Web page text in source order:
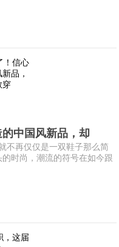
中国风新品，却
不再仅仅是一双鞋子那么简
时尚，潮流的符号在如今跟